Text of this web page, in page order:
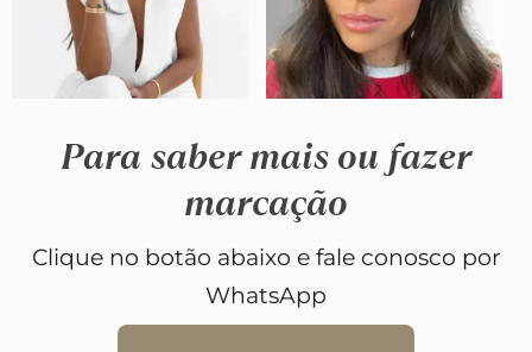
Para saber mais ou fazer
marcação
Clique no botão abaixo e fale conosco por
WhatsApp